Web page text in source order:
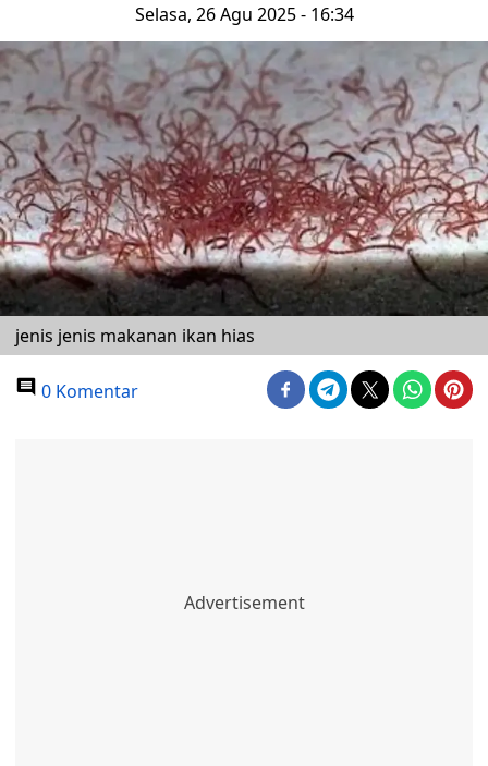
Selasa, 26 Agu 2025 - 16:34
jenis jenis makanan ikan hias
0 Komentar